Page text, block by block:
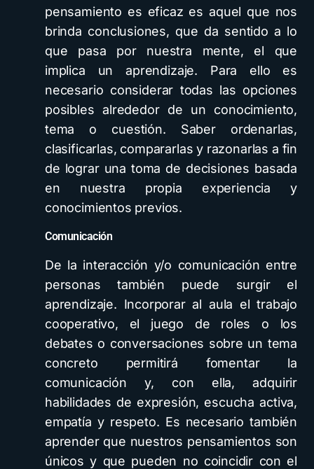
pensamiento es eficaz es aquel que nos
brinda conclusiones, que da sentido a lo
que pasa por nuestra mente, el que
implica un aprendizaje. Para ello es
necesario considerar todas las opciones
posibles alrededor de un conocimiento,
tema o cuestión. Saber ordenarlas,
clasificarlas, compararlas y razonarlas a fin
de lograr una toma de decisiones basada
en nuestra propia experiencia y
conocimientos previos.
Comunicación
De la interacción y/o comunicación entre
personas también puede surgir el
aprendizaje. Incorporar al aula el trabajo
cooperativo, el juego de roles o los
debates o conversaciones sobre un tema
concreto permitirá fomentar la
comunicación y, con ella, adquirir
habilidades de expresión, escucha activa,
empatía y respeto. Es necesario también
aprender que nuestros pensamientos son
únicos y que pueden no coincidir con el